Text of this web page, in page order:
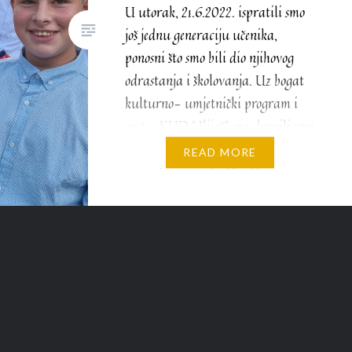
U utorak, 21.6.2022. ispratili smo
još jednu generaciju učenika,
ponosni što smo bili dio njihovog
odrastanja i školovanja. Uz bogat
kulturno- umjetnički program i
goste , KUD ” Ilijaš”, pozdravili smo
drage maturante, njihove roditelje i
mnogobrojne goste. Direktorica
READ MORE